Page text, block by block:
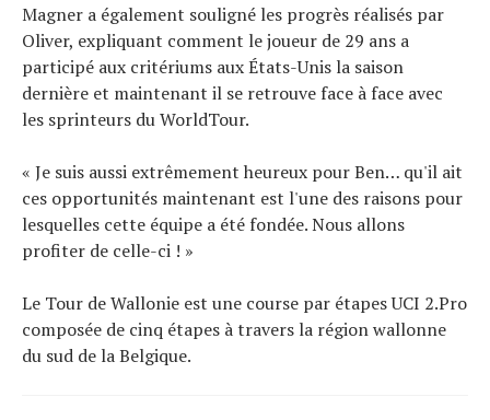
Magner a également souligné les progrès réalisés par
Oliver, expliquant comment le joueur de 29 ans a
participé aux critériums aux États-Unis la saison
dernière et maintenant il se retrouve face à face avec
les sprinteurs du WorldTour.
« Je suis aussi extrêmement heureux pour Ben… qu'il ait
ces opportunités maintenant est l'une des raisons pour
lesquelles cette équipe a été fondée. Nous allons
profiter de celle-ci ! »
Le Tour de Wallonie est une course par étapes UCI 2.Pro
composée de cinq étapes à travers la région wallonne
du sud de la Belgique.